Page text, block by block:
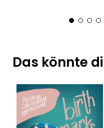
Das könnte